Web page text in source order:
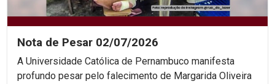
Nota de Pesar 02/07/2026
A Universidade Católica de Pernambuco manifesta
profundo pesar pelo falecimento de Margarida Oliveira